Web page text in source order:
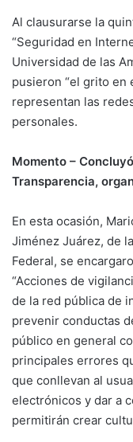
Al clausurarse la
“Seguridad en
Universidad de las
pusieron “el grito en
representan las
personales.
Momento –
Transparencia,
En esta ocasión,
Jiménez Juárez, de
Federal, se
“Acciones de
de la red pública de
prevenir conductas
público en general
principales errores
que conllevan al
electrónicos y dar a
permitirán crear